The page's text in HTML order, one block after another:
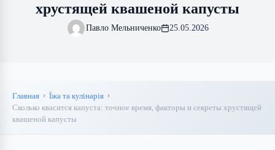
хрустящей квашеной капусты
Павло Мельниченко 25.05.2026
Главная
Їжа та кулінарія
Сколько квасится капуста: точное время, факторы и секреты хрустящей
квашеной капусты